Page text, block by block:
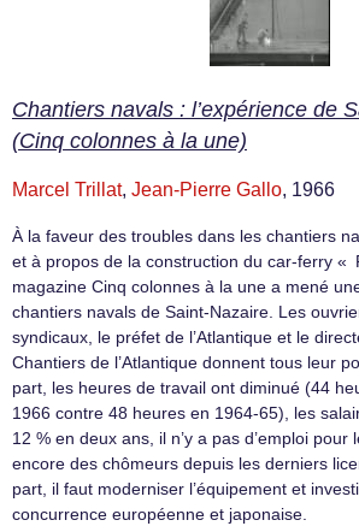
Chantiers navals : l’expérience de
(Cinq colonnes à la une)
Marcel Trillat, Jean-Pierre Gallo, 1966
À la faveur des troubles dans les chantiers
et à propos de la construction du car-ferry «
magazine Cinq colonnes à la une a mené
chantiers navals de Saint-Nazaire. Les
syndicaux, le préfet de l’Atlantique et le
Chantiers de l’Atlantique donnent tous leur
part, les heures de travail ont diminué (44
1966 contre 48 heures en 1964-65), les
12 % en deux ans, il n’y a pas d’emploi
encore des chômeurs depuis les derniers
part, il faut moderniser l’équipement et
concurrence européenne et japonaise.